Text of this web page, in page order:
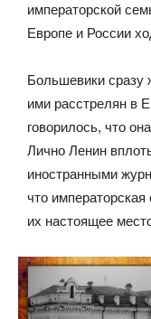
императорской
Европе и России
Большевики сразу
ими расстрелян в
говорилось, что
Лично Ленин
иностранными
что
их настоящее